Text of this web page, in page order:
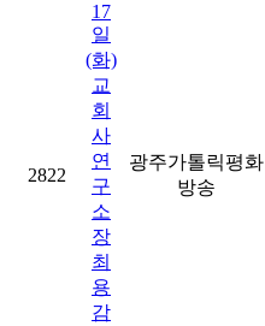
2822
17
일
(화)
교
회
사
연
구
소
장
최
용
감
광주가톨릭평화
방송